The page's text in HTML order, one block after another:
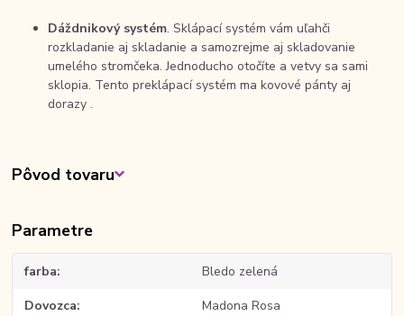
Dáždnikový systém. Sklápací systém vám uľahči
rozkladanie aj skladanie a samozrejme aj skladovanie
umelého stromčeka. Jednoducho otočíte a vetvy sa sami
sklopia. Tento preklápací systém ma kovové pánty aj
dorazy .
Pôvod tovaru
Parametre
farba Bledo zelená
Dovozca Madona Rosa